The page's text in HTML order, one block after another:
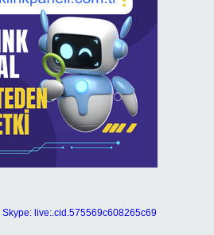
Skype: live:.cid.575569c608265c69